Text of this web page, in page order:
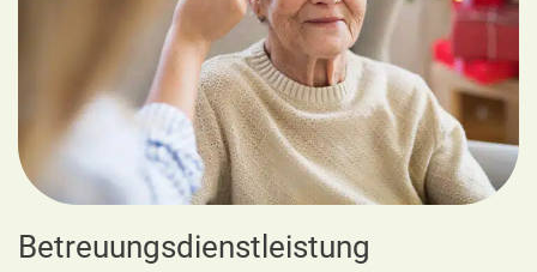
Betreuungsdienstleistung